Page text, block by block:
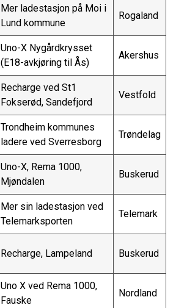
Mer ladestasjon på Moi i
Lund kommune
Rogaland
Uno-X Nygårdkrysset
(E18-avkjøring til Ås)
Akershus
Recharge ved St1
Fokserød, Sandefjord
Vestfold
Trondheim kommunes
ladere ved Sverresborg
Trøndelag
Uno-X, Rema 1000,
Mjøndalen
Buskerud
Mer sin ladestasjon ved
Telemarksporten
Telemark
Recharge, Lampeland Buskerud
Uno X ved Rema 1000,
Fauske
Nordland